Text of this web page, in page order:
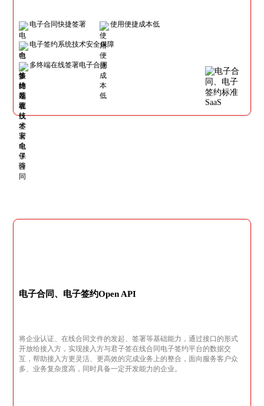
电子合同快捷签署 使用便捷成本低
电子签约系统技术安全保障
多终端在线签署电子合同
电子合同、电子签约Open API
将企业认证、在线合同文件的发起、签署等基础能力，通过接口的形式
开放给接入方，实现接入方与君子签在线合同电子签约平台的数据交
互，帮助接入方更灵活、更高效的完成业务上的整合，面向服务客户众
多、业务复杂度高，同时具备一定开发能力的企业。